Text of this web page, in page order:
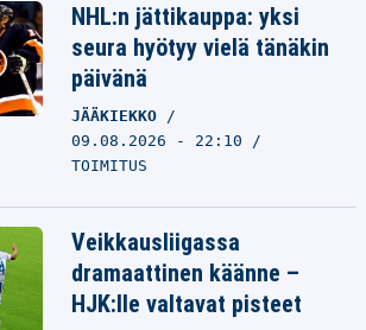
NHL:n jättikauppa: yksi
seura hyötyy vielä tänäkin
päivänä
JÄÄKIEKKO
09.08.2026 - 22:10
TOIMITUS
Veikkausliigassa
dramaattinen käänne –
HJK:lle valtavat pisteet